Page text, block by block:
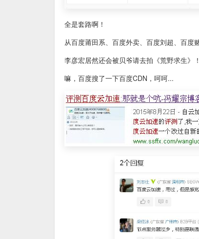
全是套路啊！
从百度莆田系、百度外卖、百度刘超、百度
李彦宏居然还会被贝爷请去拍《荒野求生》
嘛，百度搜了一下百度CDN，呵呵...